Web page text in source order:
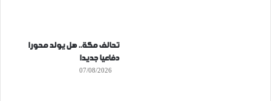
تحالف مكة.. هل يولد محورا
دفاعيا جديدا
07/08/2026